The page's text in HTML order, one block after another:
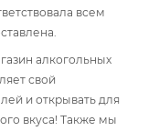
всем
алкогольных
свой
и открывать для
вкуса! Также мы